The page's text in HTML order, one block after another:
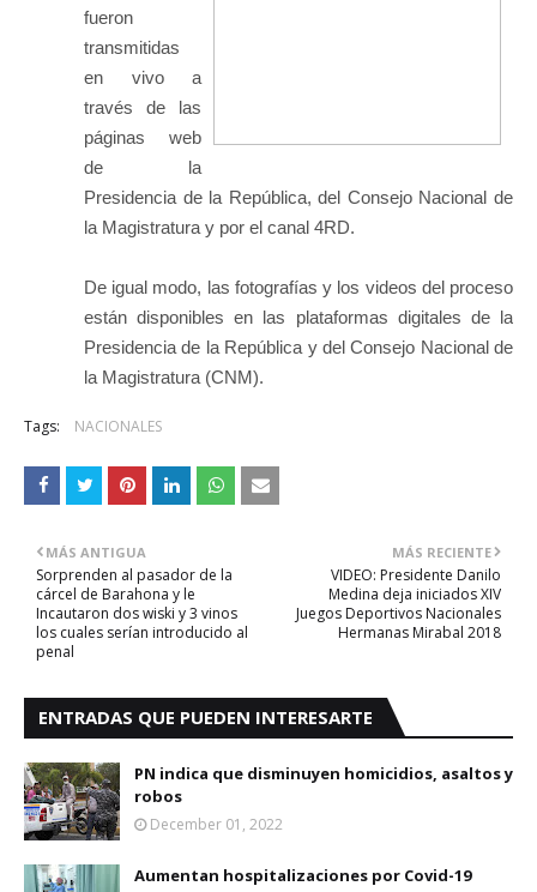
fueron
transmitidas
en vivo a
través de las
páginas web
de la
Presidencia de la República, del Consejo Nacional de
la Magistratura y por el canal 4RD.
De igual modo, las fotografías y los videos del proceso
están disponibles en las plataformas digitales de la
Presidencia de la República y del Consejo Nacional de
la Magistratura (CNM).
Tags: NACIONALES
MÁS RECIENTE
VIDEO: Presidente Danilo
Medina deja iniciados XIV
Juegos Deportivos Nacionales
Hermanas Mirabal 2018
MÁS ANTIGUA
Sorprenden al pasador de la
cárcel de Barahona y le
Incautaron dos wiski y 3 vinos
los cuales serían introducido al
penal
ENTRADAS QUE PUEDEN INTERESARTE
PN indica que disminuyen homicidios, asaltos y
robos
December 01, 2022
Aumentan hospitalizaciones por Covid-19